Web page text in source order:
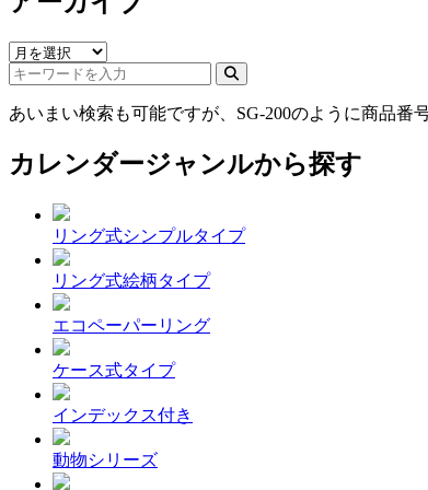
あいまい検索も可能ですが、SG-200のように商品番
カレンダージャンルから探す
リング式シンプルタイプ
リング式絵柄タイプ
エコペーパーリング
ケース式タイプ
インデックス付き
動物シリーズ